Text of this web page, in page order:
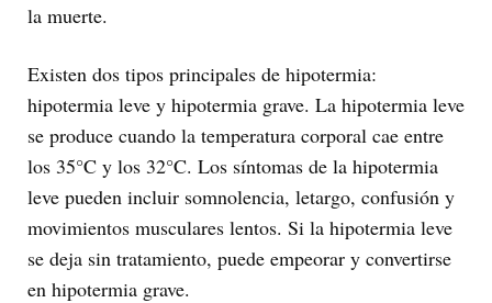
la muerte.
Existen dos tipos principales de hipotermia:
hipotermia leve y hipotermia grave. La hipotermia leve
se produce cuando la temperatura corporal cae entre
los 35°C y los 32°C. Los síntomas de la hipotermia
leve pueden incluir somnolencia, letargo, confusión y
movimientos musculares lentos. Si la hipotermia leve
se deja sin tratamiento, puede empeorar y convertirse
en hipotermia grave.